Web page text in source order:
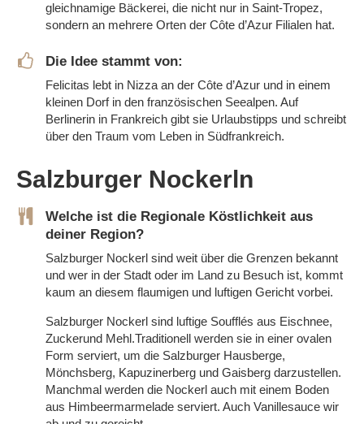
gleichnamige Bäckerei, die nicht nur in Saint-Tropez,
sondern an mehrere Orten der Côte d’Azur Filialen hat.
Die Idee stammt von:
Felicitas lebt in Nizza an der Côte d’Azur und in einem
kleinen Dorf in den französischen Seealpen. Auf
Berlinerin in Frankreich gibt sie Urlaubstipps und schreibt
über den Traum vom Leben in Südfrankreich.
Salzburger Nockerln
Welche ist die Regionale Köstlichkeit aus
deiner Region?
Salzburger Nockerl sind weit über die Grenzen bekannt
und wer in der Stadt oder im Land zu Besuch ist, kommt
kaum an diesem flaumigen und luftigen Gericht vorbei.
Salzburger Nockerl sind luftige Soufflés aus Eischnee,
Zuckerund Mehl.Traditionell werden sie in einer ovalen
Form serviert, um die Salzburger Hausberge,
Mönchsberg, Kapuzinerberg und Gaisberg darzustellen.
Manchmal werden die Nockerl auch mit einem Boden
aus Himbeermarmelade serviert. Auch Vanillesauce wir